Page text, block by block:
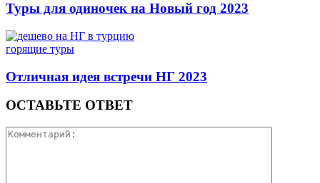
Туры для одиночек на Новый год 2023
горящие туры
Отличная идея встречи НГ 2023
ОСТАВЬТЕ ОТВЕТ